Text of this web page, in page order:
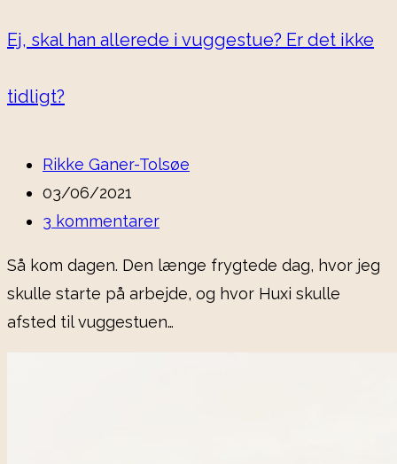
Ej, skal han allerede i vuggestue? Er det ikke
tidligt?
Rikke Ganer-Tolsøe
03/06/2021
3 kommentarer
Så kom dagen. Den længe frygtede dag, hvor jeg
skulle starte på arbejde, og hvor Huxi skulle
afsted til vuggestuen…